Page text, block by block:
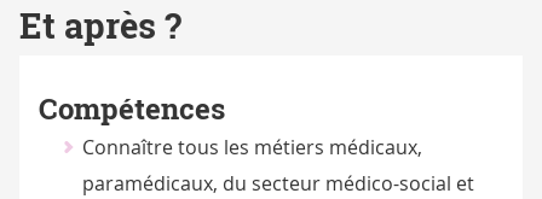
Et après ?
Compétences
Connaître tous les métiers médicaux,
paramédicaux, du secteur médico-social et